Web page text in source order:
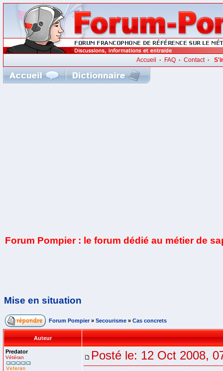
Accueil • FAQ• Contact•
Forum Pompier : le forum dédié au métier de
Mise en situation
Forum Pompier » Secourisme » Cas concrets
Auteur
Predator
Vétéran Posté le: 12 Oct 2008,